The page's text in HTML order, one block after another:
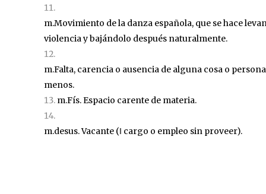
m.Movimiento de la danza española, que se hace
violencia y bajándolo después naturalmente.
m.Falta, carencia o ausencia de alguna cosa o
menos.
m.Fís. Espacio carente de materia.
m.desus.Vacante (‖ cargo o empleo sin proveer).